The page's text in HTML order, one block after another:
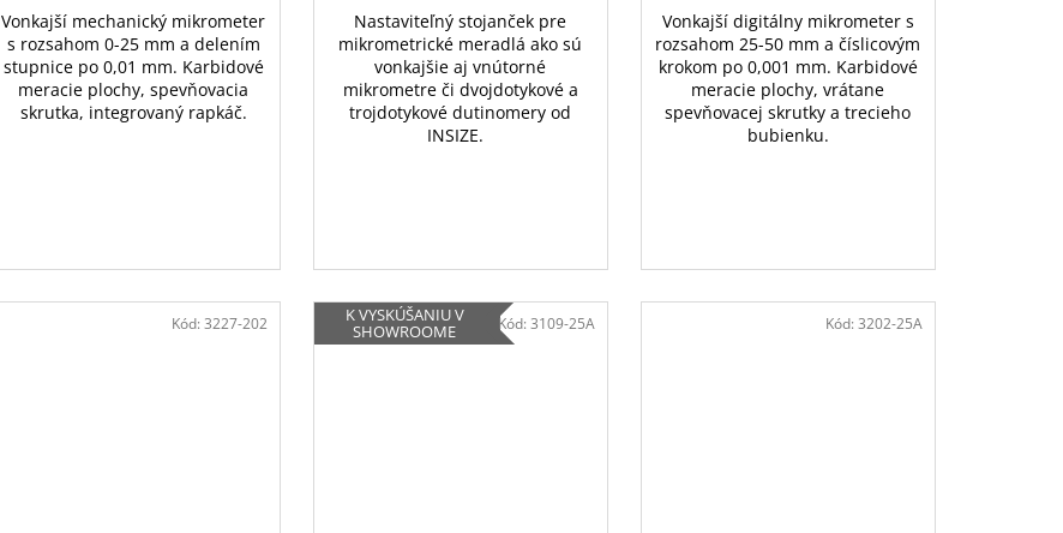
Vonkajší mechanický mikrometer
s rozsahom 0-25 mm a delením
stupnice po 0,01 mm. Karbidové
meracie plochy, spevňovacia
skrutka, integrovaný rapkáč.
Nastaviteľný stojanček pre
mikrometrické meradlá ako sú
vonkajšie aj vnútorné
mikrometre či dvojdotykové a
trojdotykové dutinomery od
INSIZE.
Vonkajší digitálny mikrometer s
rozsahom 25-50 mm a číslicovým
krokom po 0,001 mm. Karbidové
meracie plochy, vrátane
spevňovacej skrutky a trecieho
bubienku.
Kód:3227-202 K VYSKÚŠANIU V
SHOWROOME Kód: 3109-25A Kód: 3202-25A